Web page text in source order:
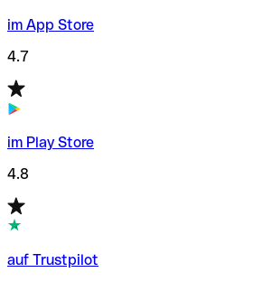
im App Store
4.7
im Play Store
4.8
auf Trustpilot